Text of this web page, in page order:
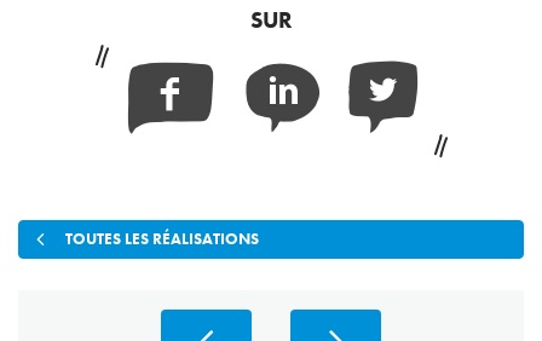
SUR
TOUTES LES RÉALISATIONS